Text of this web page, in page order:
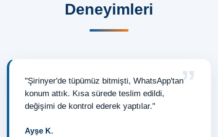
Deneyimleri
”
"Şirinyer'de tüpümüz bitmişti, WhatsApp'tan
konum attık. Kısa sürede teslim edildi,
değişimi de kontrol ederek yaptılar."
Ayşe K.